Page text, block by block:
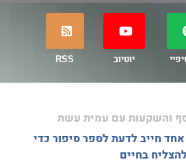
יוטיוב RSS
והשקעות עם עמית עשת
אחד חייב לדעת לספר סיפור כדי
בחיים